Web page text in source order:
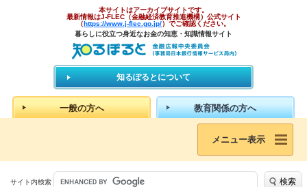
本サイトはアーカイブサイトです。
最新情報はJ-FLEC（金融経済教育推進機構）公式サイト
（https://www.j-flec.go.jp/）でご確認ください。
暮らしに役立つ身近なお金の知恵・知識情報サイト
知るぽるとについて
一般の方へ 教育関係の方へ
メニュー表示
サイト内検索 検索